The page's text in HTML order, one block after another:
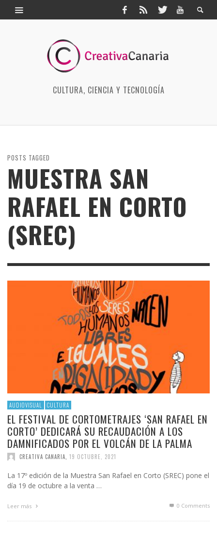
CULTURA, CIENCIA Y TECNOLOGÍA
POSTS TAGGED
MUESTRA SAN
RAFAEL EN CORTO
(SREC)
AUDIOVISUAL CULTURA
EL FESTIVAL DE CORTOMETRAJES ‘SAN RAFAEL EN
CORTO’ DEDICARÁ SU RECAUDACIÓN A LOS
DAMNIFICADOS POR EL VOLCÁN DE LA PALMA
CREATIVA CANARIA 19 OCTUBRE, 2021
La 17º edición de la Muestra San Rafael en Corto (SREC) pone el
día 19 de octubre a la venta …
Leer más 0 Comments